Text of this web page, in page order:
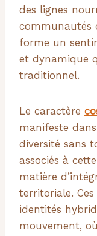
des lignes
communautés
forme un
et dynamique
traditionnel.
Le caractère
manifeste
diversité sans
associés à
matière
territoriale.
identités
mouvement,